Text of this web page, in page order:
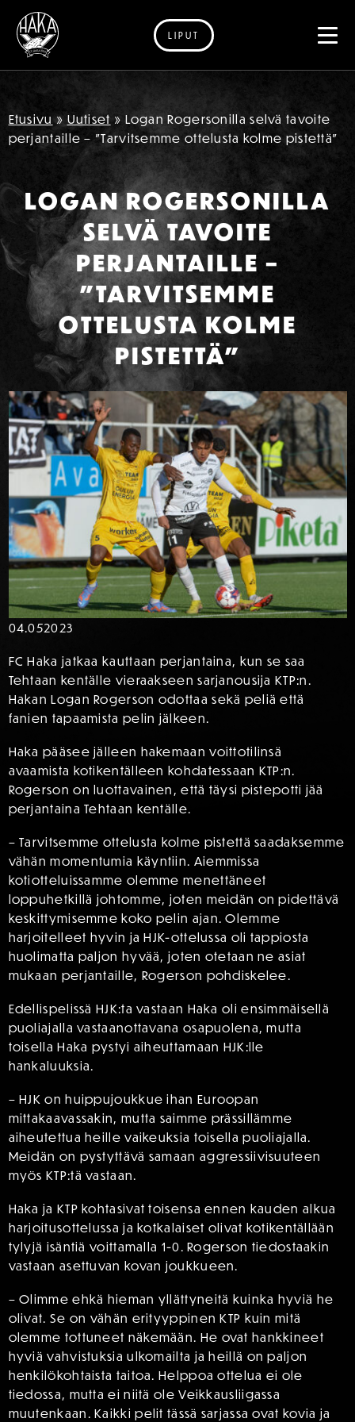
Siirry sisältöön
LIPUT
Etusivu » Uutiset » Logan Rogersonilla selvä tavoite
perjantaille – ”Tarvitsemme ottelusta kolme pistettä”
LOGAN ROGERSONILLA
SELVÄ TAVOITE
PERJANTAILLE –
”TARVITSEMME
OTTELUSTA KOLME
PISTETTÄ”
04.052023
FC Haka jatkaa kauttaan perjantaina, kun se saa
Tehtaan kentälle vieraakseen sarjanousija KTP:n.
Hakan Logan Rogerson odottaa sekä peliä että
fanien tapaamista pelin jälkeen.
Haka pääsee jälleen hakemaan voittotilinsä
avaamista kotikentälleen kohdatessaan KTP:n.
Rogerson on luottavainen, että täysi pistepotti jää
perjantaina Tehtaan kentälle.
– Tarvitsemme ottelusta kolme pistettä saadaksemme
vähän momentumia käyntiin. Aiemmissa
kotiotteluissamme olemme menettäneet
loppuhetkillä johtomme, joten meidän on pidettävä
keskittymisemme koko pelin ajan. Olemme
harjoitelleet hyvin ja HJK-ottelussa oli tappiosta
huolimatta paljon hyvää, joten otetaan ne asiat
mukaan perjantaille, Rogerson pohdiskelee.
Edellispelissä HJK:ta vastaan Haka oli ensimmäisellä
puoliajalla vastaanottavana osapuolena, mutta
toisella Haka pystyi aiheuttamaan HJK:lle
hankaluuksia.
– HJK on huippujoukkue ihan Euroopan
mittakaavassakin, mutta saimme prässillämme
aiheutettua heille vaikeuksia toisella puoliajalla.
Meidän on pystyttävä samaan aggressiivisuuteen
myös KTP:tä vastaan.
Haka ja KTP kohtasivat toisensa ennen kauden alkua
harjoitusottelussa ja kotkalaiset olivat kotikentällään
tylyjä isäntiä voittamalla 1-0. Rogerson tiedostaakin
vastaan asettuvan kovan joukkueen.
– Olimme ehkä hieman yllättyneitä kuinka hyviä he
olivat. Se on vähän erityyppinen KTP kuin mitä
olemme tottuneet näkemään. He ovat hankkineet
hyviä vahvistuksia ulkomailta ja heillä on paljon
henkilökohtaista taitoa. Helppoa ottelua ei ole
tiedossa, mutta ei niitä ole Veikkausliigassa
muutenkaan. Kaikki pelit tässä sarjassa ovat kovia ja